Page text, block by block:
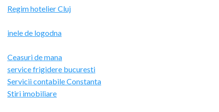
Regim hotelier Cluj
inele de logodna
Ceasuri de mana
service frigidere bucuresti
Servicii contabile Constanta
Stiri imobiliare